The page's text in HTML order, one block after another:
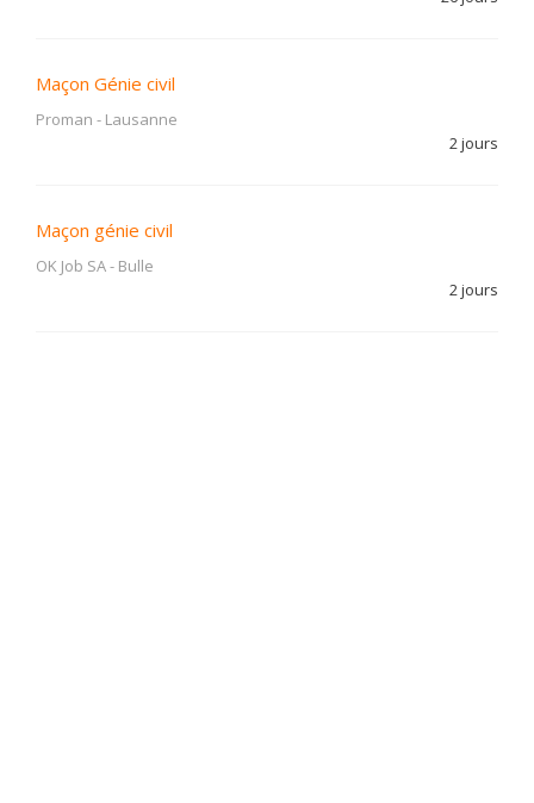
Maçon Génie civil
Proman - Lausanne
2 jours
Maçon génie civil
OK Job SA- Bulle
2 jours